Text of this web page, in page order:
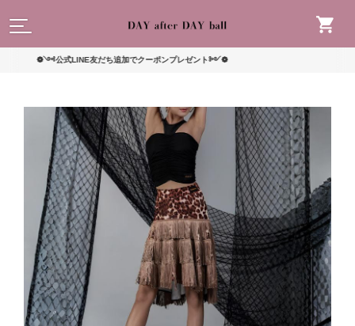
❁༺公式LINE友だち追加でクーポンプレゼント༻❁